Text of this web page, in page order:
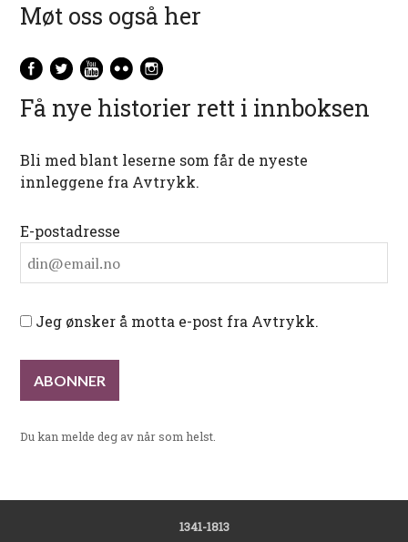
Møt oss også her
Få nye historier rett i innboksen
Bli med blant leserne som får de nyeste
innleggene fra Avtrykk.
E-postadresse
Jeg ønsker å motta e-post fra Avtrykk.
Du kan melde deg av når som helst.
1341-1813